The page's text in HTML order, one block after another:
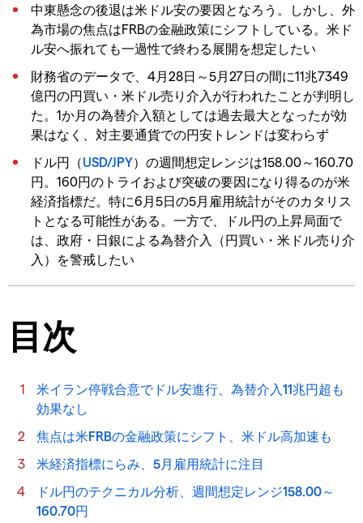
中東懸念の後退は米ドル安の要因となろう。しかし、外
為市場の焦点はFRBの金融政策にシフトしている。米ド
ル安へ振れても一過性で終わる展開を想定したい
財務省のデータで、4月28日～5月27日の間に11兆7349
億円の円買い・米ドル売り介入が行われたことが判明し
た。1か月の為替介入額としては過去最大となったが効
果はなく、対主要通貨での円安トレンドは変わらず
ドル円（USD/JPY）の週間想定レンジは158.00～160.70
円。160円のトライおよび突破の要因になり得るのが米
経済指標だ。特に6月5日の5月雇用統計がそのカタリス
トとなる可能性がある。一方で、ドル円の上昇局面で
は、政府・日銀による為替介入（円買い・米ドル売り介
入）を警戒したい
目次
米イラン停戦合意でドル安進行、為替介入11兆円超も
効果なし
焦点は米FRBの金融政策にシフト、米ドル高加速も
米経済指標にらみ、5月雇用統計に注目
ドル円のテクニカル分析、週間想定レンジ158.00～
160.70円